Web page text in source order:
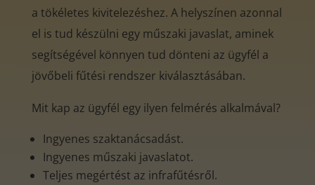
a tökéletes kivitelezéshez. A helyszínen azonnal
el is tud készülni egy műszaki javaslat, aminek
segítségével könnyen tud dönteni az ügyfél a
jövőbeli fűtési rendszer kiválasztásában.
Mit kap az ügyfél egy ilyen felmérés alkalmával?
Ingyenes szaktanácsadást.
Ingyenes műszaki javaslatot.
Teljes megértést az infrafűtésről.